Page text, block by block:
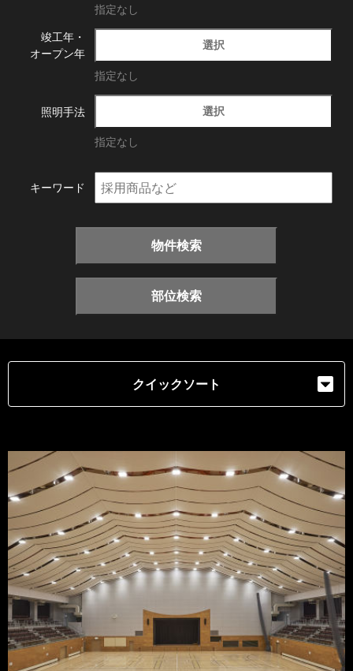
指定なし
竣工年・
オープン年
選択
指定なし
照明手法 選択
指定なし
キーワード
物件検索
部位検索
クイックソート